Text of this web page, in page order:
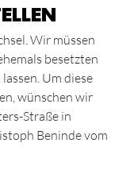
Wir müssen
besetzten
Um diese
wünschen wir
Straße in
Beninde vom